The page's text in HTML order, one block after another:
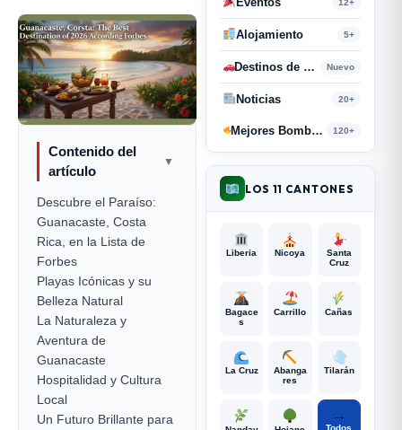
Contenido del
artículo
▼
Descubre el Paraíso:
Guanacaste, Costa
Rica, en la Lista de
Forbes
Playas Icónicas y su
Belleza Natural
La Naturaleza y
Aventura de
Guanacaste
Hospitalidad y Cultura
Local
Un Futuro Brillante para
12+
Alojamiento 5+
Destinos de Paso Nuevo
Noticias 20+
Mejores Bombas y Retahílas 120+
LOS 11 CANTONES
Liberia Nicoya
Santa
Cruz
Bagace
s
Carrillo Cañas
La Cruz
Abanga
res
Tilarán
→
Todos